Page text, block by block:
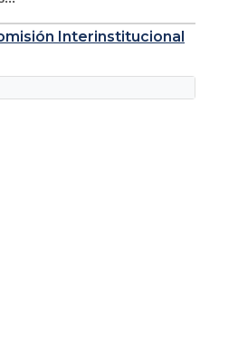
Interinstitucional